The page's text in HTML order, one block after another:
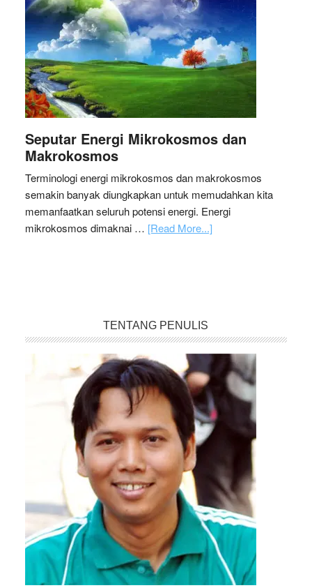
Seputar Energi Mikrokosmos dan
Makrokosmos
Terminologi energi mikrokosmos dan makrokosmos
semakin banyak diungkapkan untuk memudahkan kita
memanfaatkan seluruh potensi energi. Energi
mikrokosmos dimaknai … [Read More...]
TENTANG PENULIS